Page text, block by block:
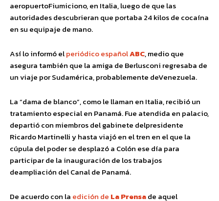
aeropuertoFiumiciono, en Italia, luego de que las
autoridades descubrieran que portaba 24 kilos de cocaína
en su equipaje de mano.
Así lo informó elperiódico españolABC, medio que
asegura también que la amiga de Berlusconi regresaba de
un viaje por Sudamérica, probablemente deVenezuela.
La “dama de blanco”, como le llaman en Italia, recibió un
tratamiento especial en Panamá. Fue atendida en palacio,
departió con miembros del gabinete delpresidente
Ricardo Martinelli y hasta viajó en el tren en el que la
cúpula del poder se desplazó a Colón ese día para
participar de la inauguración de los trabajos
deampliación del Canal de Panamá.
De acuerdo con la edición de La Prensade aquel